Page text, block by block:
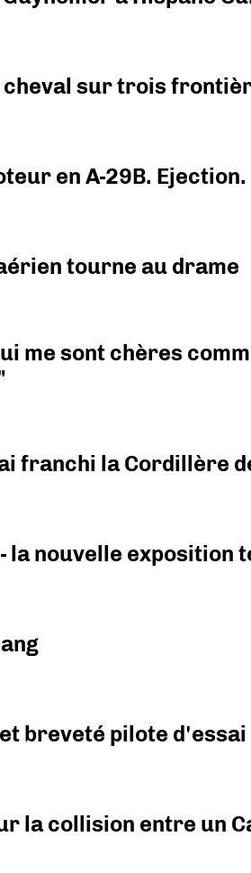
sur trois
en A-29B. Ejection.
tourne au drame
me sont chères
franchi la Cordillère
la nouvelle
breveté pilote d'essai
la collision entre un